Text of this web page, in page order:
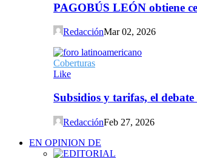
PAGOBÚS LEÓN obtiene
RedacciónMar 02, 2026
Coberturas
Like
Subsidios y tarifas, el
RedacciónFeb 27, 2026
EN OPINION DE